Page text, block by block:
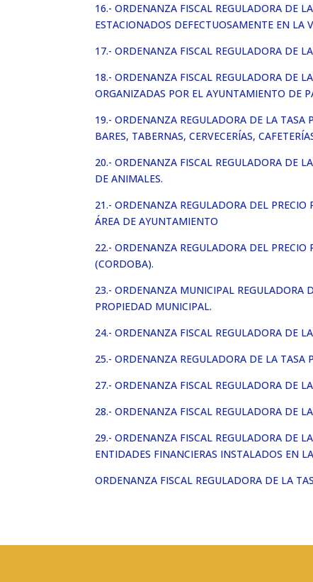
16.- ORDENANZA FISCAL REGULADORA DE
ESTACIONADOS DEFECTUOSAMENTE EN LA
17.- ORDENANZA FISCAL REGULADORA DE
18.- ORDENANZA FISCAL REGULADORA DE
ORGANIZADAS POR EL AYUNTAMIENTO DE
19.- ORDENANZA REGULADORA DE LA TASA
BARES, TABERNAS, CERVECERÍAS,
20.- ORDENANZA FISCAL REGULADORA DE
DE ANIMALES.
21.- ORDENANZA REGULADORA DEL
ÁREA DE AYUNTAMIENTO
22.- ORDENANZA REGULADORA DEL
(CORDOBA).
23.- ORDENANZA MUNICIPAL REGULADORA
PROPIEDAD MUNICIPAL.
24.- ORDENANZA FISCAL REGULADORA DE
25.- ORDENANZA REGULADORA DE LA TASA
27.- ORDENANZA FISCAL REGULADORA DE
28.- ORDENANZA FISCAL REGULADORA DE
29.- ORDENANZA FISCAL REGULADORA DE
ENTIDADES FINANCIERAS INSTALADOS EN
ORDENANZA FISCAL REGULADORA DE LA